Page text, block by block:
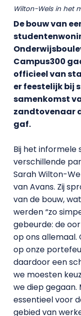
Wilton-Wels in het
De bouw van
Campus300
officieel van
er feestelijk bij
samenkomst
zandtovenaar
gaf.
Bij het
verschillende
Sarah Wilton-
van Avans. Zij
van de bouw,
werden “zo
gebeurde: de
op ons allemaal.
op onze
daardoor een
we moesten
we diep gegaan.
essentieel voor
gebied van